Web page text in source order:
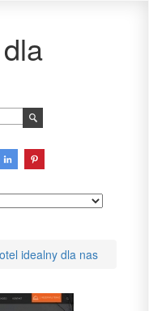
idealny dla nas